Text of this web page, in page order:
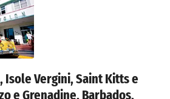
Isole Vergini, Saint Kitts e
e Grenadine, Barbados,